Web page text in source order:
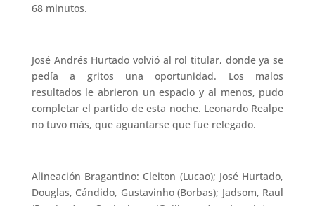
68 minutos.
José Andrés Hurtado volvió al rol titular, donde ya se
pedía a gritos una oportunidad. Los malos
resultados le abrieron un espacio y al menos, pudo
completar el partido de esta noche. Leonardo Realpe
no tuvo más, que aguantarse que fue relegado.
Alineación Bragantino: Cleiton (Lucao); José Hurtado,
Douglas, Cándido, Gustavinho (Borbas); Jadsom, Raul